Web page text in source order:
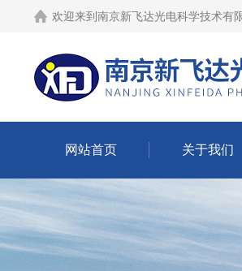
欢迎来到 南京新飞达光电科学技术有
网站首页 关于我们